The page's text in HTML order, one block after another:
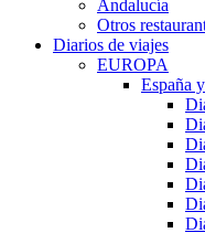
Andalucía
Otros
Diarios de viajes
EUROPA
España